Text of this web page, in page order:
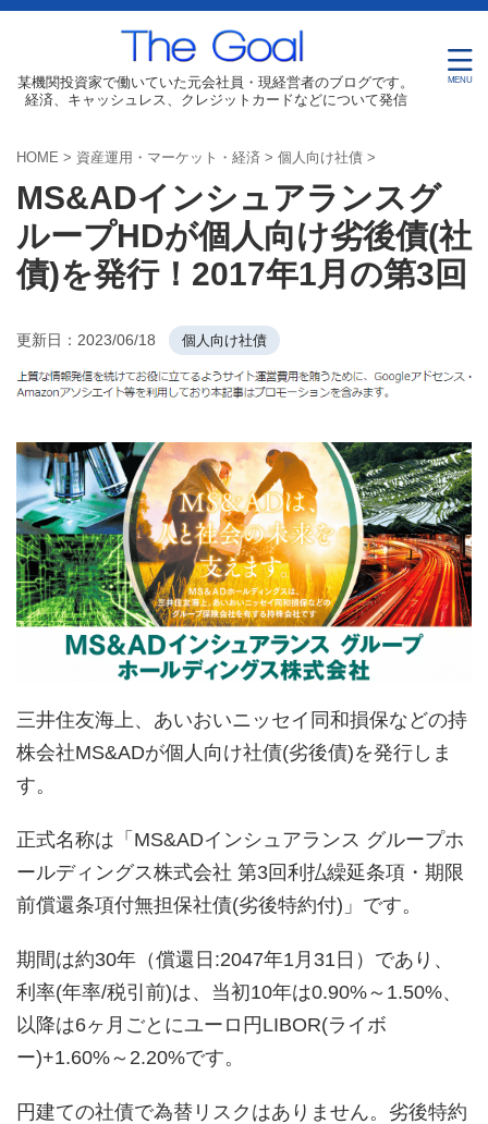
某機関投資家で働いていた元会社員・現経営者のブログです。
経済、キャッシュレス、クレジットカードなどについて発信
HOME > 資産運用・マーケット・経済 > 個人向け社債 >
MS&ADインシュアランスグ
ループHDが個人向け劣後債(社
債)を発行！2017年1月の第3回
更新日： 2023/06/18 個人向け社債
三井住友海上、あいおいニッセイ同和損保などの持
株会社MS&ADが個人向け社債(劣後債)を発行しま
す。
正式名称は「MS&ADインシュアランス グループホ
ールディングス株式会社 第3回利払繰延条項・期限
前償還条項付無担保社債(劣後特約付)」です。
期間は約30年（償還日:2047年1月31日）であり、
利率(年率/税引前)は、当初10年は0.90%～1.50%、
以降は6ヶ月ごとにユーロ円LIBOR(ライボ
ー)+1.60%～2.20%です。
円建ての社債で為替リスクはありません。劣後特約